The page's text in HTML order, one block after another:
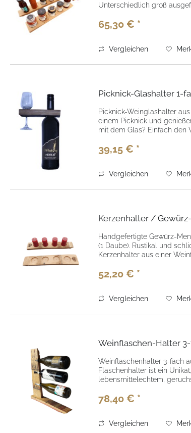
Unterschiedlich groß
65,30 € *
Vergleichen
Picknick-Glashalter 1-
Picknick-Weinglashalter
einem Picknick und
mit dem Glas? Einfach den
39,15 € *
Vergleichen
Kerzenhalter /
Handgefertigte Gewürz-
(1 Daube). Rustikal und
Kerzenhalter aus einer
52,20 € *
Vergleichen
Weinflaschen-Halter
Weinflaschenhalter 3-fach
Flaschenhalter ist ein
lebensmittelechtem,
78,40 € *
Vergleichen